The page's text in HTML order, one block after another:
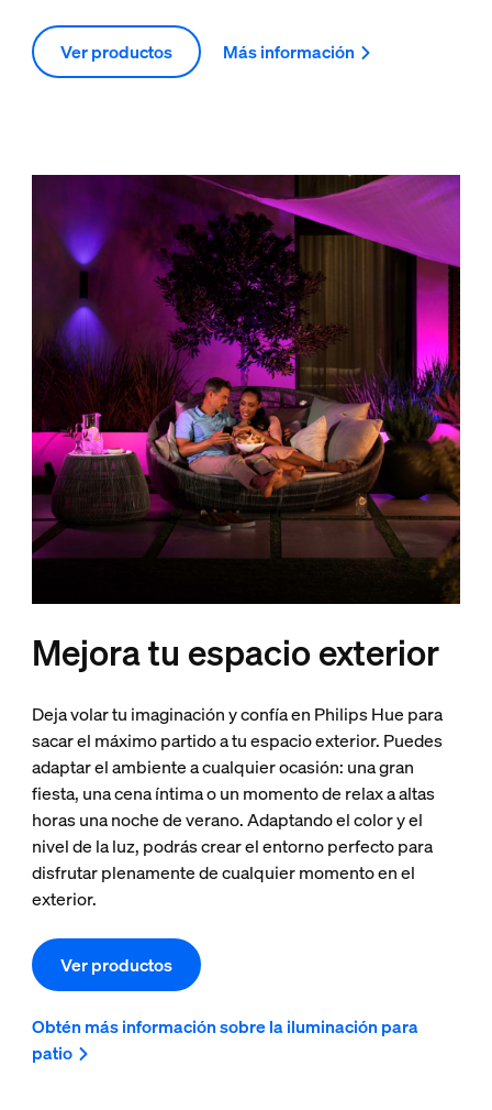
Ver productos Más información
Mejora tu espacio exterior
Deja volar tu imaginación y confía en Philips Hue para
sacar el máximo partido a tu espacio exterior. Puedes
adaptar el ambiente a cualquier ocasión: una gran
fiesta, una cena íntima o un momento de relax a altas
horas una noche de verano. Adaptando el color y el
nivel de la luz, podrás crear el entorno perfecto para
disfrutar plenamente de cualquier momento en el
exterior.
Ver productos
Obtén más información sobre la iluminación para
patio